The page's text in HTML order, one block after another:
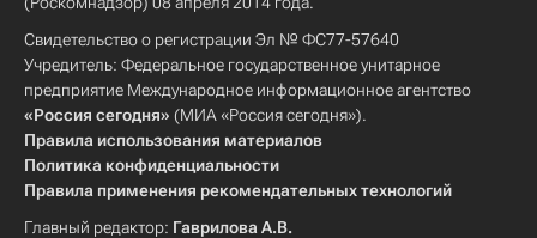
Свидетельство о регистрации Эл № ФС77-57640
Учредитель: Федеральное государственное унитарное
предприятие Международное информационное агентство
«Россия сегодня» (МИА «Россия сегодня»).
Правила использования материалов
Политика конфиденциальности
Правила применения рекомендательных технологий
Главный редактор: Гаврилова А.В.